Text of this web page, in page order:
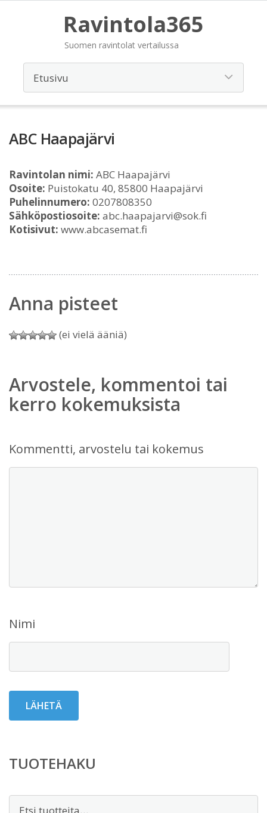
Ravintola365
Suomen ravintolat vertailussa
ABC Haapajärvi
Ravintolan nimi: ABC Haapajärvi
Osoite: Puistokatu 40, 85800 Haapajärvi
Puhelinnumero: 0207808350
Sähköpostiosoite: abc.haapajarvi@sok.fi
Kotisivut: www.abcasemat.fi
Anna pisteet
(ei vielä ääniä)
Arvostele, kommentoi tai
kerro kokemuksista
Kommentti, arvostelu tai kokemus
Nimi
TUOTEHAKU